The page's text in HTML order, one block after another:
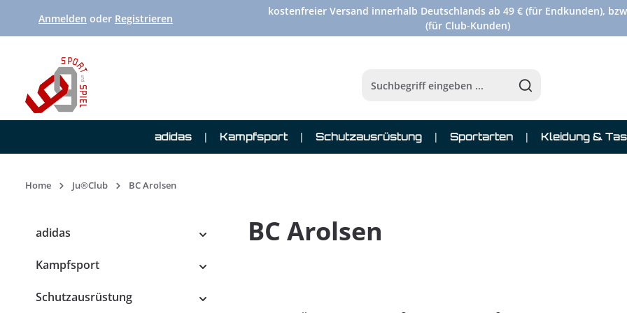
Hauptinhalt springen
Zur Suche springen
Zur Hauptnavigation springen
Anmelden oder Registrieren
kostenfreier Versand innerhalb Deutschlands ab 49 € (für Endkunden),
(für Club-Kunden)
adidas Kampfsport Schutzausrüstung Sportarten Kleidung &
Home Ju®Club BC Arolsen
adidas
Kampfsport
Schutzausrüstung
BC Arolsen